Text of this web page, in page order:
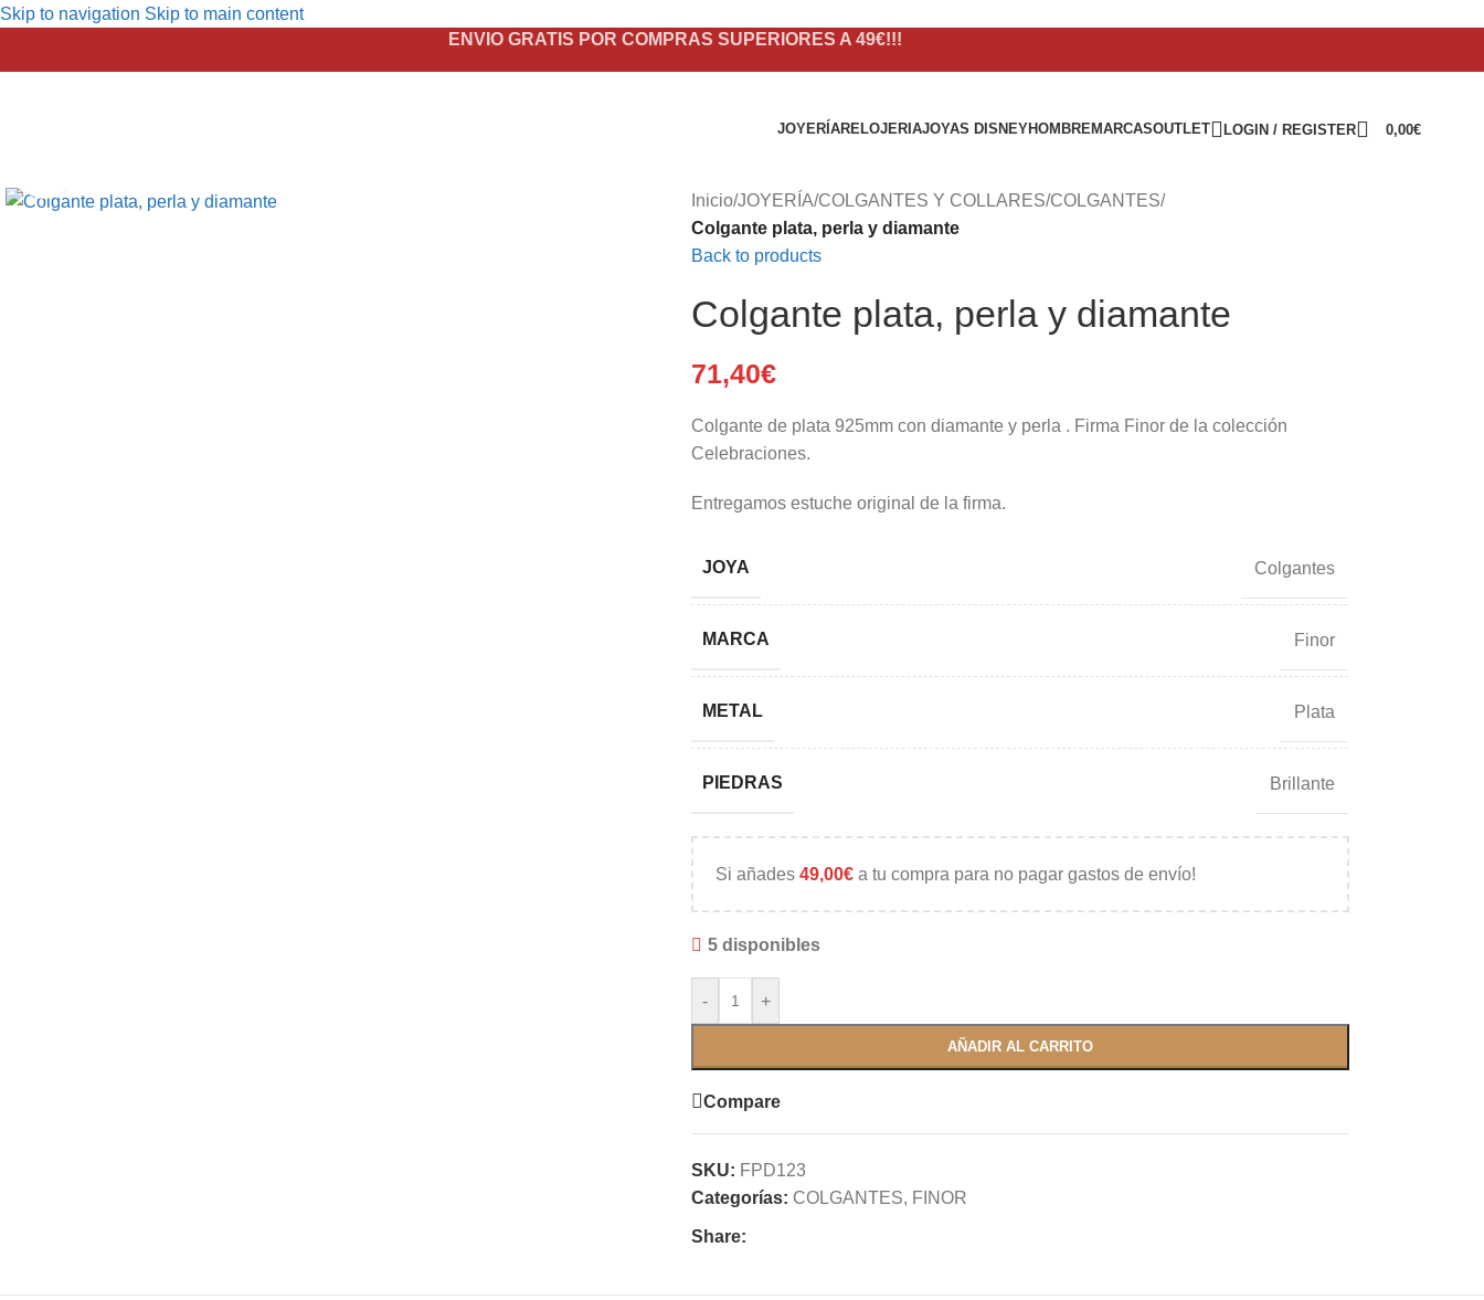
Skip to navigation Skip to main content
ENVIO GRATIS POR COMPRAS SUPERIORES A 49€!!!
JOYERÍARELOJERIAJOYAS DISNEYHOMBREMARCASOUTLET LOGIN / REGISTER 0,00€
Inicio/JOYERÍA/COLGANTES Y COLLARES/COLGANTES/
Colgante plata, perla y diamante
Back to products
Colgante plata, perla y diamante
71,40€
Colgante de plata 925mm con diamante y perla . Firma Finor de la colección
Celebraciones.
Entregamos estuche original de la firma.
JOYA Colgantes
MARCA Finor
METAL Plata
PIEDRAS Brillante
Si añades 49,00€a tu compra para no pagar gastos de envío!
5 disponibles
- +
AÑADIR AL CARRITO
Compare
SKU: FPD123
Categorías: COLGANTES, FINOR
Share: